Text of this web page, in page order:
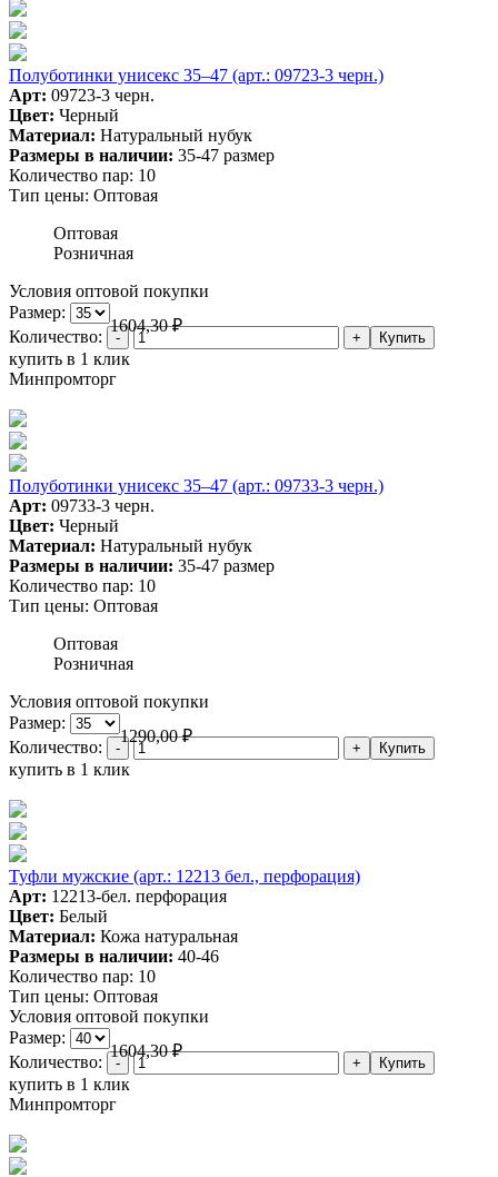
Полуботинки унисекс 35–47 (арт.: 09723-3 черн.)
Арт: 09723-3 черн.
Цвет: Черный
Материал: Натуральный нубук
Размеры в наличии: 35-47 размер
Количество пар: 10
Тип цены: Оптовая
Оптовая
Розничная
Условия оптовой покупки
Размер:
1604,30₽
Количество:
купить в 1 клик
Минпромторг
Полуботинки унисекс 35–47 (арт.: 09733-3 черн.)
Арт: 09733-3 черн.
Цвет: Черный
Материал: Натуральный нубук
Размеры в наличии: 35-47 размер
Количество пар: 10
Тип цены: Оптовая
Оптовая
Розничная
Условия оптовой покупки
Размер:
1290,00₽
Количество:
купить в 1 клик
Туфли мужские (арт.: 12213 бел., перфорация)
Арт: 12213-бел. перфорация
Цвет: Белый
Материал: Кожа натуральная
Размеры в наличии: 40-46
Количество пар: 10
Тип цены: Оптовая
Условия оптовой покупки
Размер:
1604,30₽
Количество:
купить в 1 клик
Минпромторг